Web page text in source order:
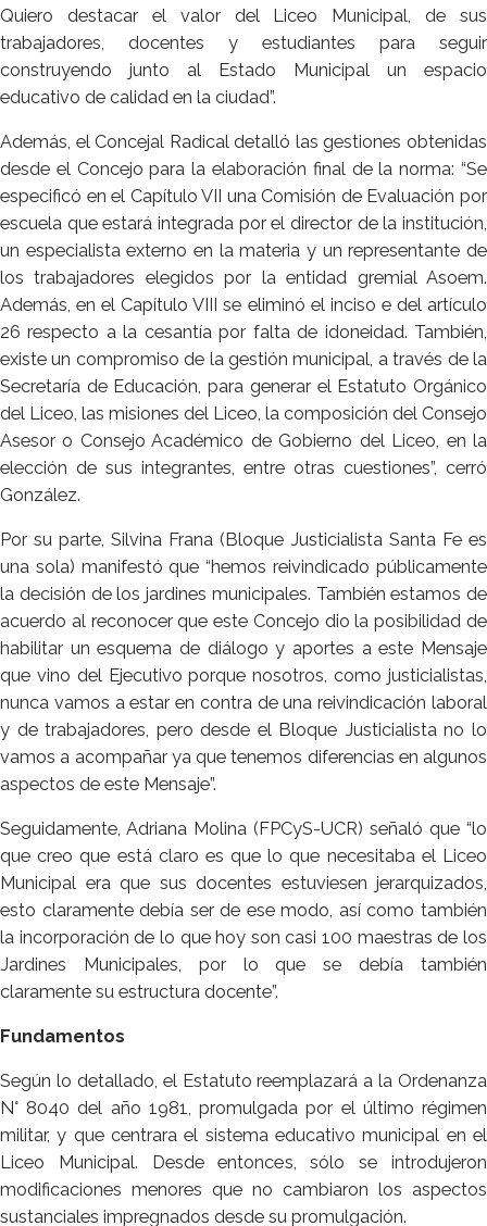
Quiero destacar el valor del Liceo Municipal, de sus
trabajadores, docentes y estudiantes para seguir
construyendo junto al Estado Municipal un espacio
educativo de calidad en la ciudad”.
Además, el Concejal Radical detalló las gestiones obtenidas
desde el Concejo para la elaboración final de la norma: “Se
especificó en el Capítulo VII una Comisión de Evaluación por
escuela que estará integrada por el director de la institución,
un especialista externo en la materia y un representante de
los trabajadores elegidos por la entidad gremial Asoem.
Además, en el Capítulo VIII se eliminó el inciso e del artículo
26 respecto a la cesantía por falta de idoneidad. También,
existe un compromiso de la gestión municipal, a través de la
Secretaría de Educación, para generar el Estatuto Orgánico
del Liceo, las misiones del Liceo, la composición del Consejo
Asesor o Consejo Académico de Gobierno del Liceo, en la
elección de sus integrantes, entre otras cuestiones”, cerró
González.
Por su parte, Silvina Frana (Bloque Justicialista Santa Fe es
una sola) manifestó que “hemos reivindicado públicamente
la decisión de los jardines municipales. También estamos de
acuerdo al reconocer que este Concejo dio la posibilidad de
habilitar un esquema de diálogo y aportes a este Mensaje
que vino del Ejecutivo porque nosotros, como justicialistas,
nunca vamos a estar en contra de una reivindicación laboral
y de trabajadores, pero desde el Bloque Justicialista no lo
vamos a acompañar ya que tenemos diferencias en algunos
aspectos de este Mensaje”.
Seguidamente, Adriana Molina (FPCyS-UCR) señaló que “lo
que creo que está claro es que lo que necesitaba el Liceo
Municipal era que sus docentes estuviesen jerarquizados,
esto claramente debía ser de ese modo, así como también
la incorporación de lo que hoy son casi 100 maestras de los
Jardines Municipales, por lo que se debía también
claramente su estructura docente”.
Fundamentos
Según lo detallado, el Estatuto reemplazará a la Ordenanza
N° 8040 del año 1981, promulgada por el último régimen
militar, y que centrara el sistema educativo municipal en el
Liceo Municipal. Desde entonces, sólo se introdujeron
modificaciones menores que no cambiaron los aspectos
sustanciales impregnados desde su promulgación.